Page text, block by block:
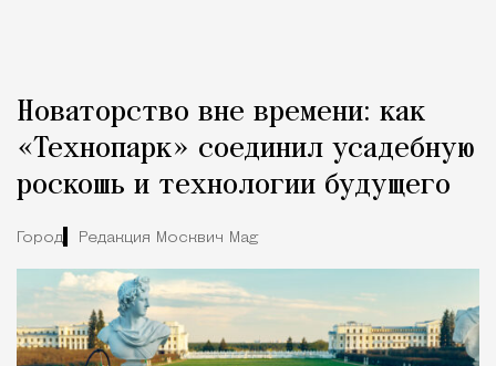
Новаторство вне времени: как
«Технопарк» соединил усадебную
роскошь и технологии будущего
Город Редакция Москвич Mag